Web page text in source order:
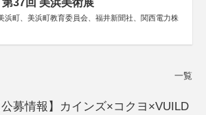
37回 美浜美術展
浜町、美浜町教育委員会、福井新聞社、関西電力株
一覧
公募情報】カインズ×コクヨ×VUILD